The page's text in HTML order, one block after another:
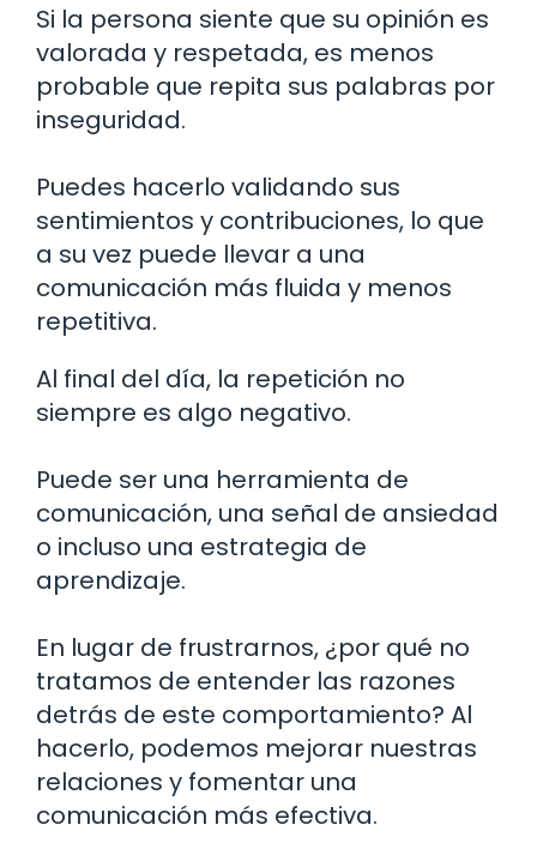
Si la persona siente que su opinión es
valorada y respetada, es menos
probable que repita sus palabras por
inseguridad.
Puedes hacerlo validando sus
sentimientos y contribuciones, lo que
a su vez puede llevar a una
comunicación más fluida y menos
repetitiva.
Al final del día, la repetición no
siempre es algo negativo.
Puede ser una herramienta de
comunicación, una señal de ansiedad
o incluso una estrategia de
aprendizaje.
En lugar de frustrarnos, ¿por qué no
tratamos de entender las razones
detrás de este comportamiento? Al
hacerlo, podemos mejorar nuestras
relaciones y fomentar una
comunicación más efectiva.